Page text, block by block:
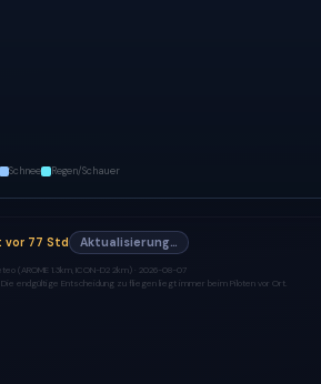
Schnee Regen/Schauer
vor 77 Std Aktualisierung…
(AROME 1.3km, ICON-D2 2km) · 2026-08-07
endgültige Entscheidung zu fliegen liegt immer beim Piloten vor Ort.